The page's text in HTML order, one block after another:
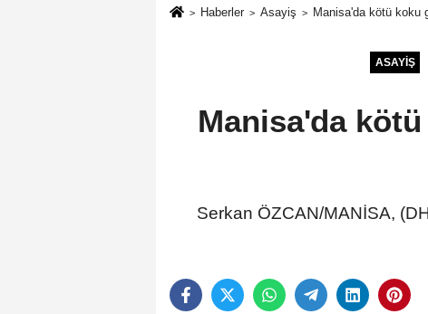
Haberler Asayiş Manisa'da kötü koku
ASAYIŞ
Manisa'da
Serkan ÖZCAN/MANİSA,